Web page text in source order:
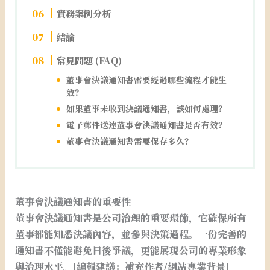
實務案例分析
結論
常見問題 (FAQ)
董事會決議通知書需要經過哪些流程才能生
效？
如果董事未收到決議通知書，該如何處理？
電子郵件送達董事會決議通知書是否有效？
董事會決議通知書需要保存多久？
董事會決議通知書的重要性
董事會決議通知書是公司治理的重要環節，它確保所有
董事都能知悉決議內容，並參與決策過程。一份完善的
通知書不僅能避免日後爭議，更能展現公司的專業形象
與治理水平。[編輯建議：補充作者/網站專業背景]